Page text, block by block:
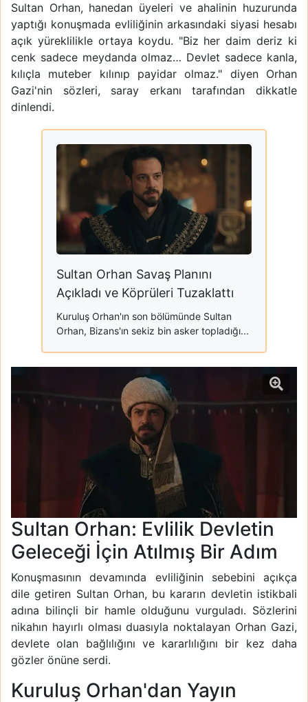
Sultan Orhan, hanedan üyeleri ve ahalinin huzurunda
yaptığı konuşmada evliliğinin arkasındaki siyasi hesabı
açık yüreklilikle ortaya koydu. "Biz her daim deriz ki
cenk sadece meydanda olmaz… Devlet sadece kanla,
kılıçla muteber kılınıp payidar olmaz." diyen Orhan
Gazi'nin sözleri, saray erkanı tarafından dikkatle
dinlendi.
Sultan Orhan Savaş Planını
Açıkladı ve Köprüleri Tuzaklattı
Kuruluş Orhan'ın son bölümünde Sultan
Orhan, Bizans'ın sekiz bin asker topladığı...
Sultan Orhan: Evlilik Devletin
Geleceği İçin Atılmış Bir Adım
Konuşmasının devamında evliliğinin sebebini açıkça
dile getiren Sultan Orhan, bu kararın devletin istikbali
adına bilinçli bir hamle olduğunu vurguladı. Sözlerini
nikahın hayırlı olması duasıyla noktalayan Orhan Gazi,
devlete olan bağlılığını ve kararlılığını bir kez daha
gözler önüne serdi.
Kuruluş Orhan'dan Yayın